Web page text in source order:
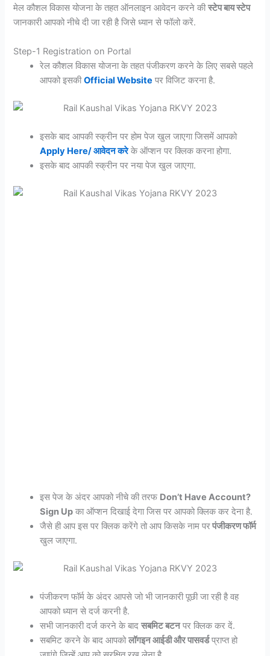
मेल कौशल विकास योजना के तहत ऑनलाइन आवेदन करने कीस्टेप बाय स्टेप
जानकारी आपको नीचे दी जा रही है जिसे ध्यान से फॉलो करें.
Step-1 Registration on Portal
रेल कौशल विकास योजना के तहत पंजीकरण करने के लिए सबसे पहले
आपको इसकीOfficial Website पर विजिट करना है.
इसके बाद आपकी स्क्रीन पर होम पेज खुल जाएगा जिसमें आपको
Apply Here/ आवेदन करेके ऑप्शन पर क्लिक करना होगा.
इसके बाद आपकी स्क्रीन पर नया पेज खुल जाएगा.
इस पेज के अंदर आपको नीचे की तरफ Don’t Have Account?
Sign Up का ऑप्शन दिखाई देगा जिस पर आपको क्लिक कर देना है.
जैसे ही आप इस पर क्लिक करेंगे तो आप किसके नाम परपंजीकरण फॉर्म
खुल जाएगा.
पंजीकरण फॉर्म के अंदर आपसे जो भी जानकारी पूछी जा रही है वह
आपको ध्यान से दर्ज करनी है.
सभी जानकारी दर्ज करने के बादसबमिट बटनपर क्लिक कर दें.
सबमिट करने के बाद आपकोलॉगइन आईडी और पासवर्डप्राप्त हो